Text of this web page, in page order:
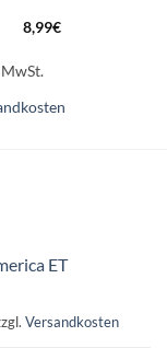
8,99€
ET
Versandkosten